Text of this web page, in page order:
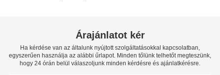
Árajánlatot kér
Ha kérdése van az általunk nyújtott szolgáltatásokkal kapcsolatban,
egyszerűen használja az alábbi űrlapot. Minden tőlünk telhetőt megteszünk,
hogy 24 órán belül válaszoljunk minden kérdésre és ajánlatkérésre.